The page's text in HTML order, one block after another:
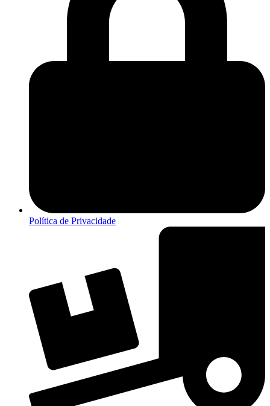
Política de Privacidade